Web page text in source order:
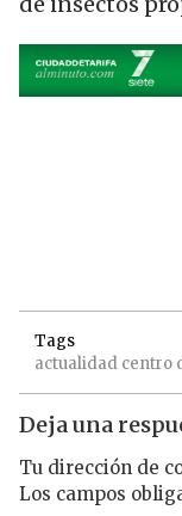
Tags
actualidad centro
Deja una
Tu dirección de
Los campos